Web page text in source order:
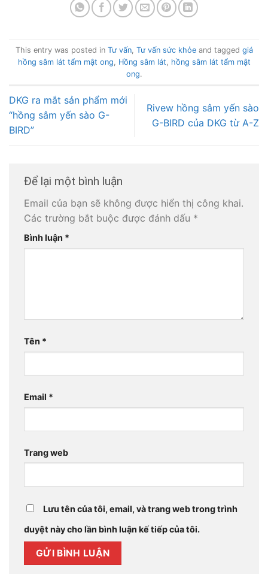
This entry was posted in Tư vấn, Tư vấn sức khỏeand tagged giá
hồng sâm lát tẩm mật ong
Hồng sâm lát
hồng sâm lát tẩm mật
ong.
DKG ra mắt sản phẩm mới
“hồng sâm yến sào G-
BIRD”
Rivew hồng sâm yến sào
G-BIRD của DKG từ A-Z
Để lại một bình luận
Email của bạn sẽ không được hiển thị công khai.
Các trường bắt buộc được đánh dấu *
Bình luận *
Tên *
Email *
Trang web
Lưu tên của tôi, email, và trang web trong trình
duyệt này cho lần bình luận kế tiếp của tôi.